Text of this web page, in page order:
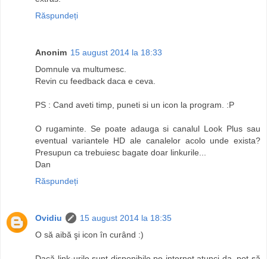
Răspundeți
Anonim 15 august 2014 la 18:33
Domnule va multumesc.
Revin cu feedback daca e ceva.
PS : Cand aveti timp, puneti si un icon la program. :P
O rugaminte. Se poate adauga si canalul Look Plus sau
eventual variantele HD ale canalelor acolo unde exista?
Presupun ca trebuiesc bagate doar linkurile...
Dan
Răspundeți
Ovidiu
15 august 2014 la 18:35
O să aibă şi icon în curând :)